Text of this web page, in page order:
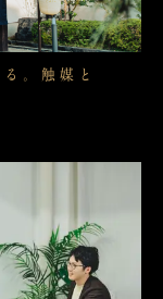
。触媒と